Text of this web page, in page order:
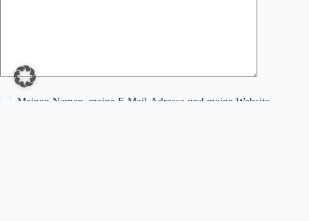
Meinen Namen, meine E-Mail-Adresse und meine Website